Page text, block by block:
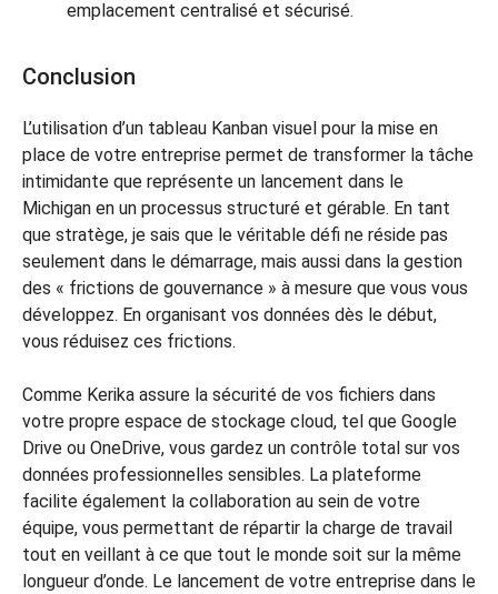
emplacement centralisé et sécurisé.
Conclusion
L’utilisation d’un tableau Kanban visuel pour la mise en
place de votre entreprise permet de transformer la tâche
intimidante que représente un lancement dans le
Michigan en un processus structuré et gérable. En tant
que stratège, je sais que le véritable défi ne réside pas
seulement dans le démarrage, mais aussi dans la gestion
des « frictions de gouvernance » à mesure que vous vous
développez. En organisant vos données dès le début,
vous réduisez ces frictions.
Comme Kerika assure la sécurité de vos fichiers dans
votre propre espace de stockage cloud, tel que Google
Drive ou OneDrive, vous gardez un contrôle total sur vos
données professionnelles sensibles. La plateforme
facilite également la collaboration au sein de votre
équipe, vous permettant de répartir la charge de travail
tout en veillant à ce que tout le monde soit sur la même
longueur d’onde. Le lancement de votre entreprise dans le